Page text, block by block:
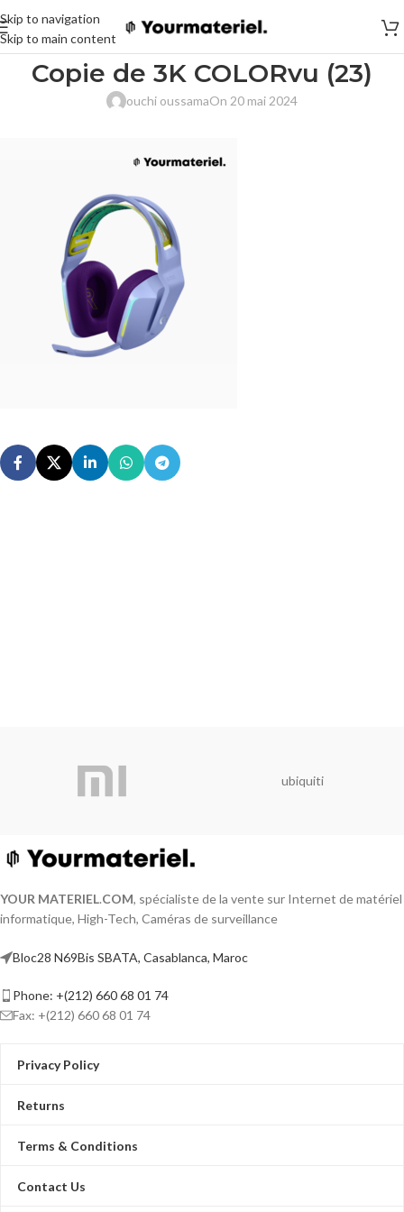
Skip to navigation
Skip to main content
Copie de 3K COLORvu (23)
ouchi oussamaOn 20 mai 2024
ubiquiti
YOUR MATERIEL.COM, spécialiste de la vente sur Internet de matériel
informatique, High-Tech, Caméras de surveillance
Bloc28 N69Bis SBATA, Casablanca, Maroc
Phone: +(212) 660 68 01 74
Fax: +(212) 660 68 01 74
Privacy Policy
Returns
Terms & Conditions
Contact Us